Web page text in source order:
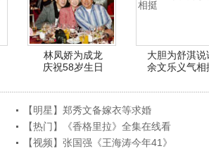
林凤娇为成龙
庆祝58岁生日
大胆为舒淇说
余文乐义气相
【明星】郑秀文备嫁衣等求婚
【热门】《香格里拉》全集在线看
【视频】张国强《王海涛今年41》